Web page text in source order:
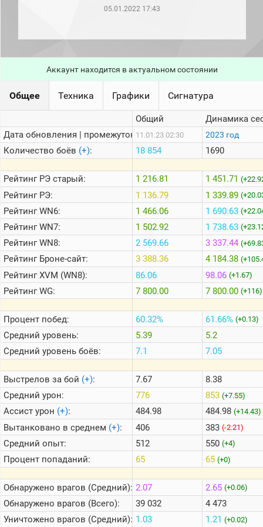
месяц)
(за
последние
сессии)
Топ
1000
Кланы
стримеров
Информация
Онлайн
Цветовая
шкала
Теlegram
ВК
Портал
Мира
Танков
05.01.2022 17:43
Аккаунт находится в актуальном состоянии
Общее Техника Графики Сигнатура
Дата обновления | промежуток:
Количество боёв (+):
РейтингРЭ старый:
РейтингРЭ:
РейтингWN6:
РейтингWN7:
РейтингWN8:
РейтингБроне-сайт:
РейтингXVM (WN8):
РейтингWG:
Процент побед:
Средний уровень:
Средний уровень боёв:
Выстрелов за бой (+):
Средний урон:
Ассист урон (+):
Вытанковано в среднем (+):
Средний опыт:
Процент попаданий:
Обнаружено врагов (Средний):
Обнаружено врагов (Всего):
Уничтожено врагов (Средний):
Общий
11.01.23 02:30
18 854
1 216.81
1 136.79
1 466.06
1 502.92
2 569.66
3 388.36
86.06
7 800.00
60.32%
5.39
7.1
7.67
776
484.98
406
512
65
2.07
39 032
1.03
Динамика
2023 год
1690
1 451.71
1 339.89
1 690.63
1 738.63
3 337.44
4 184.38
98.06 (+1.67)
7 800.00 (+116)
61.66% (+0.13)
5.2
7.05
8.38
853 (+7.55)
484.98 (+14.43)
383 (-2.21)
550 (+4)
65 (+0)
2.65 (+0.06)
4 473
1.21 (+0.02)